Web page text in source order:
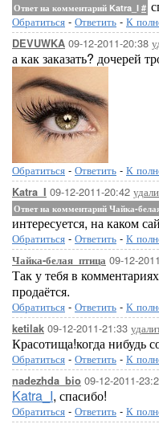
Ответ на комментарий Katra_I #
Обратиться - Ответить - К
DEVUWKA 09-12-2011-20:38
а как заказать? дочерей
Обратиться - Ответить - К
Katra_I 09-12-2011-20:42
Ответ на комментарий Чайка-
интересуется, на каком
Обратиться - Ответить - К
Чайка-белая_птица 09-12-
Так у тебя в
продаётся.
Обратиться - Ответить - К
ketilak 09-12-2011-21:33
Красотища!когда нибудь
Обратиться - Ответить - К
nadezhda_bio 09-12-2011-
Katra_I, спасибо!
Обратиться - Ответить - К